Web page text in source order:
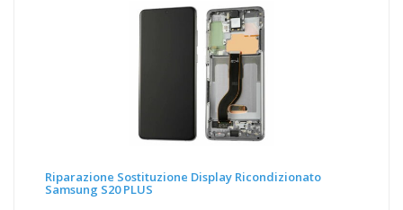
Riparazione Sostituzione Display Ricondizionato
Samsung S20 PLUS